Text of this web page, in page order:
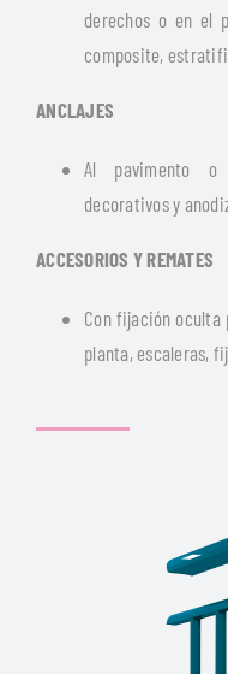
derechos o en el
composite,
ANCLAJES
Al pavimento o
decorativos y
ACCESORIOS Y REMATES
Con fijación oculta
planta, escaleras,